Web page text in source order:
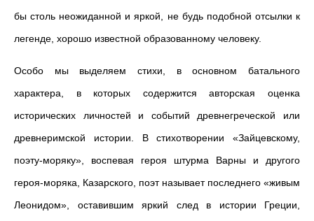
бы столь неожиданной и яркой, не будь подобной отсылки к
легенде, хорошо известной образованному человеку.
Особо мы выделяем стихи, в основном батального
характера, в которых содержится авторская оценка
исторических личностей и событий древнегреческой или
древнеримской истории. В стихотворении «Зайцевскому,
поэту-моряку», воспевая героя штурма Варны и другого
героя-моряка, Казарского, поэт называет последнего «живым
Леонидом», оставившим яркий след в истории Греции,